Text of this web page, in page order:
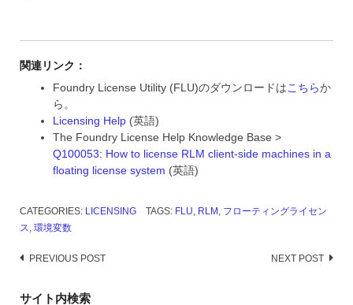
関連リンク：
Foundry License Utility (FLU)のダウンロードはこちらか
ら。
Licensing Help (英語)
The Foundry License Help Knowledge Base >
Q100053: How to license RLM client-side machines in a
floating license system (英語)
CATEGORIES: LICENSING TAGS: FLU, RLM , フローティングライセン
ス, 環境変数
Post
PREVIOUS POST NEXT POST
サイト内検索